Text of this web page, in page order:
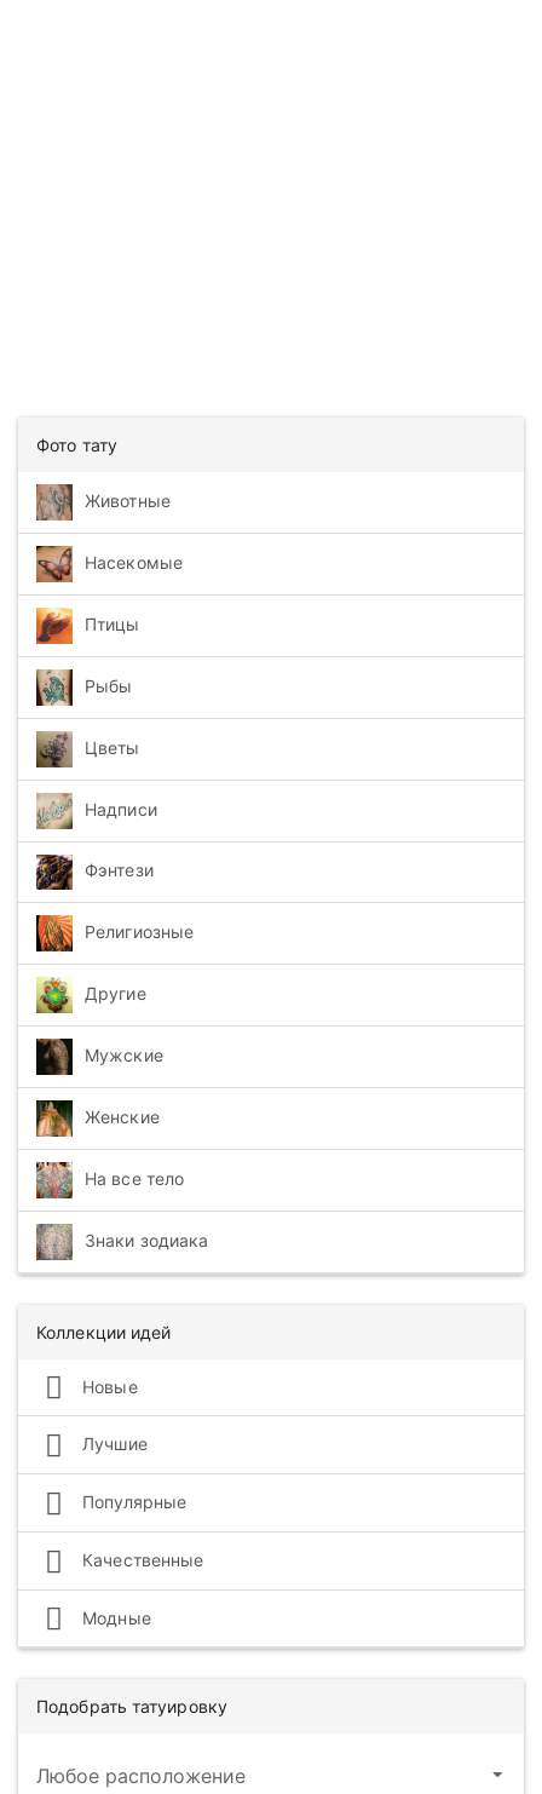
Фото тату
Животные
Насекомые
Птицы
Рыбы
Цветы
Надписи
Фэнтези
Религиозные
Другие
Мужские
Женские
На все тело
Знаки зодиака
Коллекции идей
Новые
Лучшие
Популярные
Качественные
Модные
Подобрать татуировку